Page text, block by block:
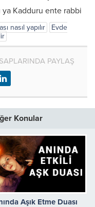
ya Kadduru ente rabbi
nasıl yapılır
Evde
PAYLAŞ
Konular
Aşık Etme Duası